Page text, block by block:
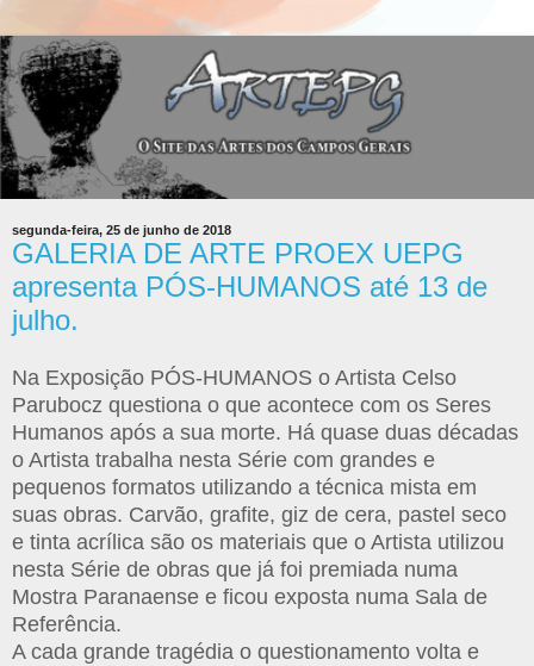
segunda-feira, 25 de junho de 2018
GALERIA DE ARTE PROEX UEPG
apresenta PÓS-HUMANOS até 13 de
julho.
Na Exposição PÓS-HUMANOS o Artista Celso
Parubocz questiona o que acontece com os Seres
Humanos após a sua morte. Há quase duas décadas
o Artista trabalha nesta Série com grandes e
pequenos formatos utilizando a técnica mista em
suas obras. Carvão, grafite, giz de cera, pastel seco
e tinta acrílica são os materiais que o Artista utilizou
nesta Série de obras que já foi premiada numa
Mostra Paranaense e ficou exposta numa Sala de
Referência.
A cada grande tragédia o questionamento volta e